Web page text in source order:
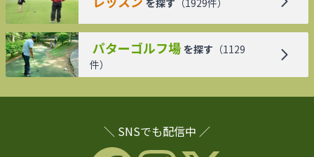
パターゴルフ場 を探す （1129
件）
＼ SNSでも配信中 ／